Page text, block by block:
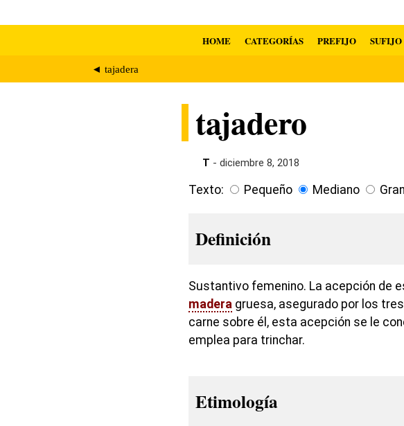
HOME CATEGORÍAS PREFIJO SUFIJO
◄ tajadera
tajadero
T - diciembre 8, 2018
Texto: Pequeño Mediano
Definición
Sustantivo femenino. La acepción de
madera gruesa, asegurado por los
carne sobre él, esta acepción se le
emplea para trinchar.
Etimología